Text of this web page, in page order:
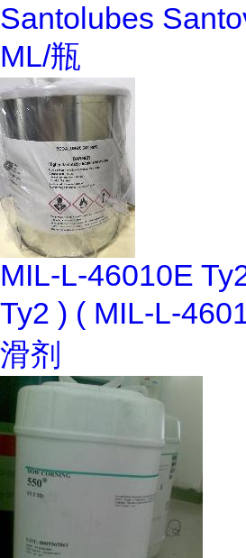
Santolubes
ML/瓶
MIL-L-46010E
Ty2 ) ( MIL-L-
滑剂